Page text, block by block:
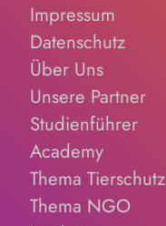
Impressum
Datenschutz
Über Uns
Unsere Partner
Studienführer
Academy
Thema Tierschutz
Thema NGO